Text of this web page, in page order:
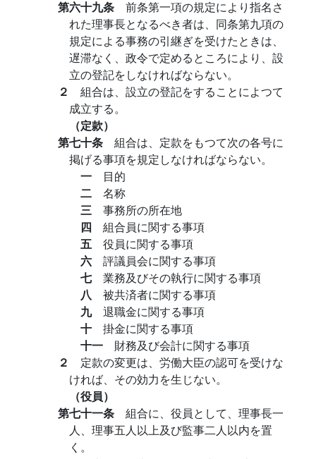
第六十九条 前条第一項の規定により指名さ
れた理事長となるべき者は、同条第九項の
規定による事務の引継ぎを受けたときは、
遅滞なく、政令で定めるところにより、設
立の登記をしなければならない。
２ 組合は、設立の登記をすることによつて
成立する。
（定款）
第七十条 組合は、定款をもつて次の各号に
掲げる事項を規定しなければならない。
一 目的
二 名称
三 事務所の所在地
四 組合員に関する事項
五 役員に関する事項
六 評議員会に関する事項
七 業務及びその執行に関する事項
八 被共済者に関する事項
九 退職金に関する事項
十 掛金に関する事項
十一 財務及び会計に関する事項
２ 定款の変更は、労働大臣の認可を受けな
ければ、その効力を生じない。
（役員）
第七十一条 組合に、役員として、理事長一
人、理事五人以上及び監事二人以内を置
く。